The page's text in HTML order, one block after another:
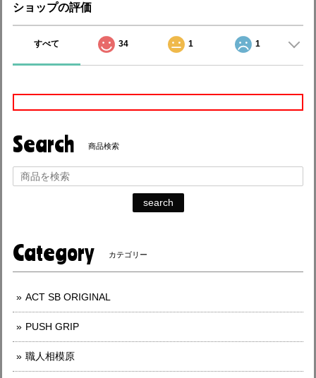
ショップの評価
すべて 34 1 1
Search 商品検索
search
Category カテゴリー
ACT SB ORIGINAL
PUSH GRIP
職人相模原